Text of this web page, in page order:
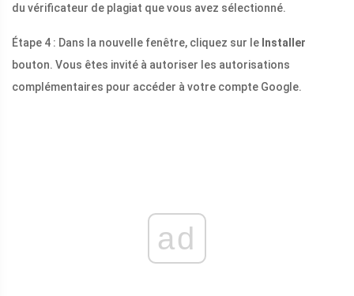
du vérificateur de plagiat que vous avez sélectionné.
Étape 4 : Dans la nouvelle fenêtre, cliquez sur le Installer
bouton. Vous êtes invité à autoriser les autorisations
complémentaires pour accéder à votre compte Google.
ad